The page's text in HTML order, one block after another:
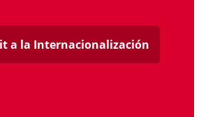
a la Internacionalización